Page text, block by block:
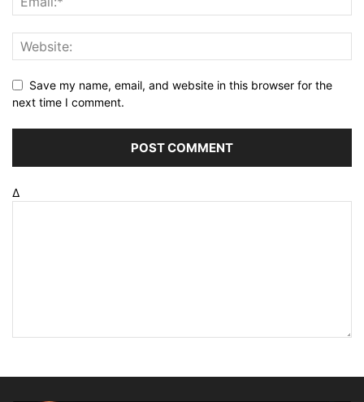
Save my name, email, and website in this browser for the
next time I comment.
Δ